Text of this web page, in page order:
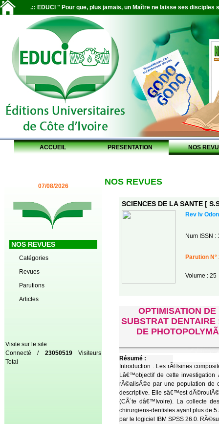
.:: EDUCI " Pour que, plus jamais, un Maître ne laisse ses disciples
ACCUEIL PRESENTATION NOS
07/08/2026
NOS REVUES
Catégories
Revues
Parutions
Articles
Visite sur le site
Connecté / 23050519Visiteurs
Total
NOS REVUES
SCIENCES DE LA SANTE [
Rev Iv
Num ISSN :
Parution N°
Volume : 25
OPTIMISATION
SUBSTRAT
DE
Résumé :
Introduction : Les rÃ©sines
Lâ€™objectif de cette
rÃ©alisÃ©e par une population de
descriptive. Elle sâ€™est
(CÃ´te dâ€™Ivoire). La collecte
chirurgiens-dentistes ayant plus de
par le logiciel IBM SPSS 26.0.